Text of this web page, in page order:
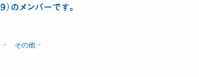
その他